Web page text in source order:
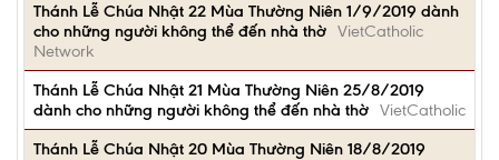
Thánh Lễ Chúa Nhật 22 Mùa Thường Niên 1/9/2019 dành
cho những người không thể đến nhà thờ VietCatholic
Network
Thánh Lễ Chúa Nhật 21 Mùa Thường Niên 25/8/2019
dành cho những người không thể đến nhà thờ VietCatholic
Thánh Lễ Chúa Nhật 20 Mùa Thường Niên 18/8/2019